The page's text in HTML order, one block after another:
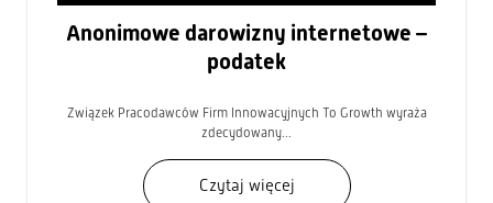
Anonimowe darowizny internetowe –
podatek
Związek Pracodawców Firm Innowacyjnych To Growth wyraża
zdecydowany...
Czytaj więcej